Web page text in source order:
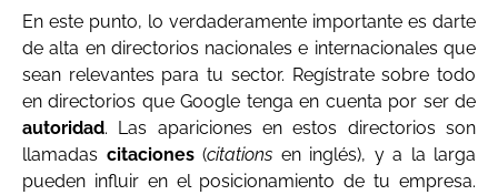
En este punto, lo verdaderamente importante es darte
de alta en directorios nacionales e internacionales que
sean relevantes para tu sector. Regístrate sobre todo
en directorios que Google tenga en cuenta por ser de
autoridad. Las apariciones en estos directorios son
llamadas citaciones(citations en inglés), y a la larga
pueden influir en el posicionamiento de tu empresa.